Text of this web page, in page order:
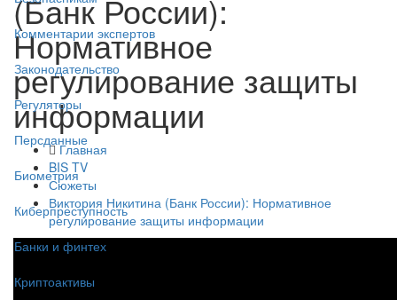
Комментарии экспертов
Законодательство
Регуляторы
Персданные
Биометрия
Киберпреступность
Банки и финтех
Криптоактивы
(Банк России):
Нормативное
регулирование защиты
информации
Главная
BIS TV
Сюжеты
Виктория Никитина (Банк России): Нормативное
регулирование защиты информации